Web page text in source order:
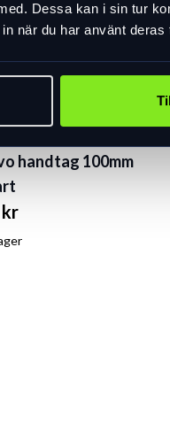
Dessa kan i sin tur
när du har använt deras
handtag 100mm